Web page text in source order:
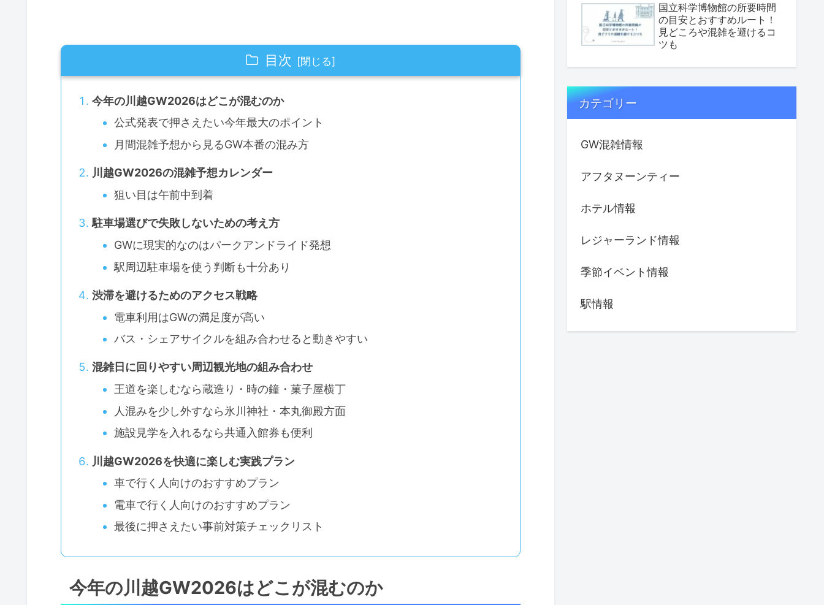
目次
今年の川越GW2026はどこが混むのか
公式発表で押さえたい今年最大のポイント
月間混雑予想から見るGW本番の混み方
川越GW2026の混雑予想カレンダー
狙い目は午前中到着
駐車場選びで失敗しないための考え方
GWに現実的なのはパークアンドライド発想
駅周辺駐車場を使う判断も十分あり
渋滞を避けるためのアクセス戦略
電車利用はGWの満足度が高い
バス・シェアサイクルを組み合わせると動きやすい
混雑日に回りやすい周辺観光地の組み合わせ
王道を楽しむなら蔵造り・時の鐘・菓子屋横丁
人混みを少し外すなら氷川神社・本丸御殿方面
施設見学を入れるなら共通入館券も便利
川越GW2026を快適に楽しむ実践プラン
車で行く人向けのおすすめプラン
電車で行く人向けのおすすめプラン
最後に押さえたい事前対策チェックリスト
今年の川越GW2026はどこが混むのか
国立科学博物館の所要時間
の目安とおすすめルート！
見どころや混雑を避けるコ
ツも
カテゴリー
GW混雑情報
アフタヌーンティー
ホテル情報
レジャーランド情報
季節イベント情報
駅情報